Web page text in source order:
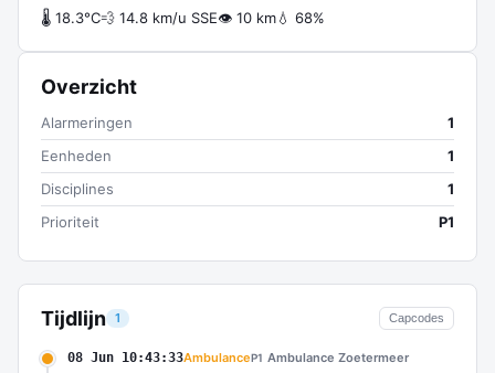
Tijdlijn 1 Capcodes
08 Jun 10:43:33AmbulanceP1 Ambulance Zoetermeer
🌡 18.3°C💨 14.8 km/u SSE👁 10 km💧 68%
Overzicht
Alarmeringen
1
Eenheden
1
Disciplines
1
Prioriteit
P1